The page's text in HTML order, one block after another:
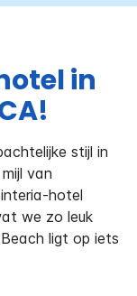
in
stijl in
van
hotel
we zo leuk
ligt op iets